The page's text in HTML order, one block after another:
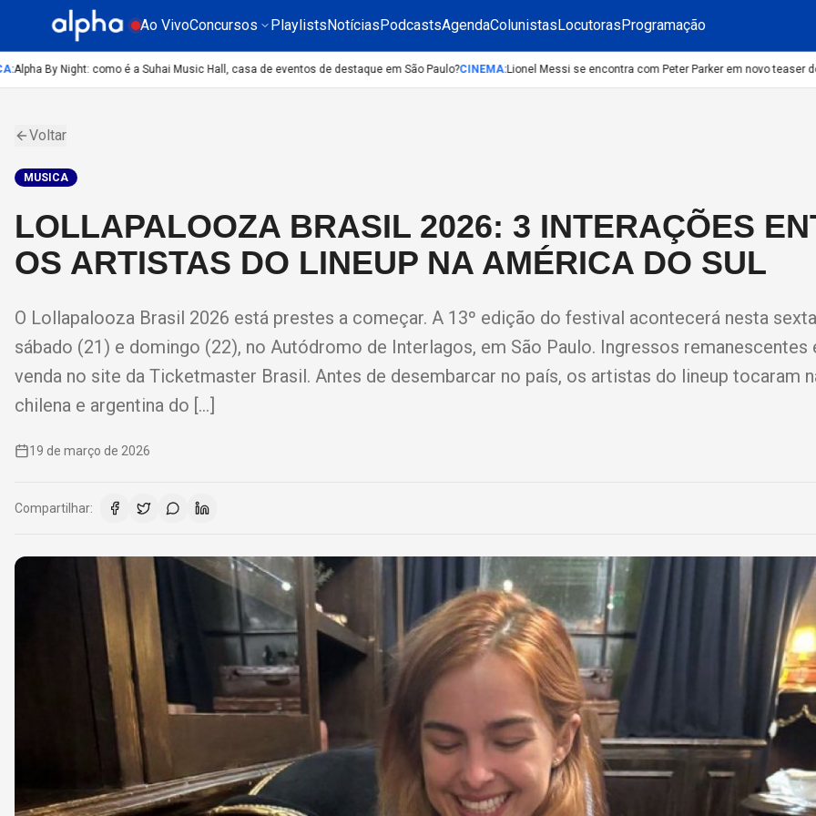
Ao VivoConcursos PlaylistsNotíciasPodcastsAgendaColunistasLocutorasProgramação
By Night: como é a Suhai Music Hall, casa de eventos de destaque em São Paulo?CINEMA:Lionel Messi se encontra com Peter Parker em novo teaser de
Voltar
MUSICA
LOLLAPALOOZA BRASIL 2026: 3 INTERAÇÕES
OS ARTISTAS DO LINEUP NA AMÉRICA DO SUL
O Lollapalooza Brasil 2026 está prestes a começar. A 13º edição do festival acontecerá nesta
sábado (21) e domingo (22), no Autódromo de Interlagos, em São Paulo. Ingressos remanescentes
venda no site da Ticketmaster Brasil. Antes de desembarcar no país, os artistas do lineup tocaram
chilena e argentina do […]
19 de março de 2026
Compartilhar: